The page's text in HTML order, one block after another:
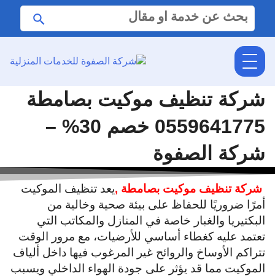
البحث
عن:
شركة تنظيف موكيت بصامطة
0559641775 خصم 30% –
شركة الصفوة
شركة تنظيف موكيت بصامطة ,يعد تنظيف الموكيت
أمرًا ضروريًا للحفاظ على بيئة صحية وخالية من
البكتيريا والغبار خاصة في المنازل والمكاتب التي
تعتمد عليه كغطاء أساسي للأرضيات، مع مرور الوقت
تتراكم الأوساخ والروائح غير المرغوب فيها داخل ألياف
الموكيت مما قد يؤثر على جودة الهواء الداخلي ويسبب